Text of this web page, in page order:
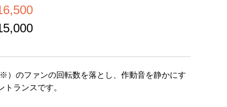
）のファンの回転数を落とし、作動音を静かにす
トランスです。